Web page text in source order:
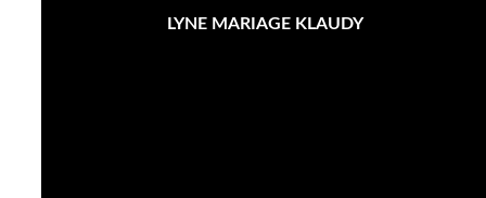
LYNE MARIAGE KLAUDY